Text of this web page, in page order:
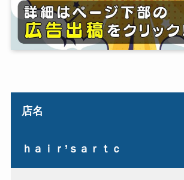
店名
ｈａｉｒ’ｓａｒｔｃ